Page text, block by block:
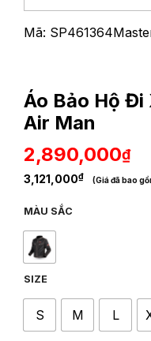
Mã:
Áo Bảo Hộ Đi
Air Man
2,890,000₫
3,121,000₫ (Giá đã bao
MÀU SẮC
SIZE
S M L